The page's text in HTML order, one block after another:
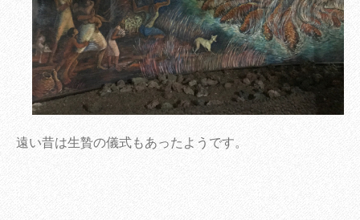
遠い昔は生贄の儀式もあったようです。